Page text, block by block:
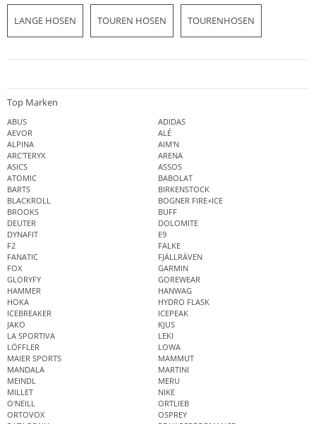
LANGE HOSEN TOUREN HOSEN TOURENHOSEN
Top Marken
ABUS
ADIDAS
AEVOR
ALÉ
ALPINA
AIM'N
ARC'TERYX
ARENA
ASICS
ASSOS
ATOMIC
BABOLAT
BARTS
BIRKENSTOCK
BLACKROLL
BOGNER FIRE+ICE
BROOKS
BUFF
DEUTER
DOLOMITE
DYNAFIT
E9
F2
FALKE
FANATIC
FJÄLLRÄVEN
FOX
GARMIN
GLORYFY
GOREWEAR
HAMMER
HANWAG
HOKA
HYDRO FLASK
ICEBREAKER
ICEPEAK
JAKO
KJUS
LA SPORTIVA
LEKI
LÖFFLER
LOWA
MAIER SPORTS
MAMMUT
MANDALA
MARTINI
MEINDL
MERU
MILLET
NIKE
O'NEILL
ORTLIEB
ORTOVOX
OSPREY